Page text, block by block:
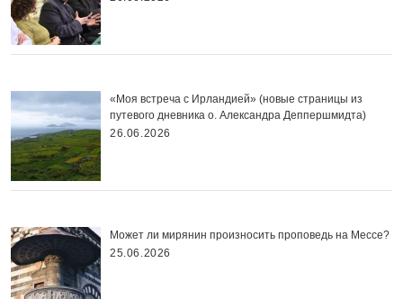
«Моя встреча с Ирландией» (новые страницы из
путевого дневника о. Александра Деппершмидта)
26.06.2026
Может ли мирянин произносить проповедь на Мессе?
25.06.2026